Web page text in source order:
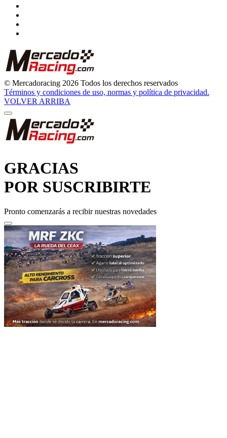
© Mercadoracing 2026 Todos los derechos reservados
Términos y condiciones de uso, normas y política de privacidad.
VOLVER ARRIBA
GRACIAS
POR SUSCRIBIRTE
Pronto comenzarás a recibir nuestras novedades